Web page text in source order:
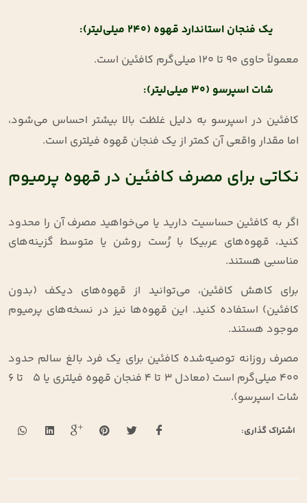
یک فنجان استاندارد قهوه (۲۴۰ میلی‌لیتر):
معمولاً حاوی ۹۰ تا ۱۲۰ میلی‌گرم کافئین است
.
شات اسپرسو (۳۰ میلی‌لیتر):
کافئین در اسپرسو به دلیل غلظت بالا بیشتر احساس می‌شود،
اما مقدار واقعی آن کمتر از یک فنجان قهوه فیلتری است.
نکاتی برای مصرف کافئین در قهوه پرمیوم
اگر به کافئین حساسیت دارید یا می‌خواهید مصرف آن را محدود
کنید، قهوه‌های عربیکا با رُست روشن یا متوسط گزینه‌های
مناسبی هستند.
برای کاهش کافئین، می‌توانید از قهوه‌های دیکف (بدون
کافئین) استفاده کنید. این قهوه‌ها نیز در نسخه‌های پرمیوم
موجود هستند.
مصرف روزانه توصیه‌شده کافئین برای یک فرد بالغ سالم حدود
۴۰۰ میلی‌گرم است (معادل ۳ تا ۴ فنجان قهوه فیلتری یا ۵ تا ۶
شات اسپرسو).
اشتراک گذاری: